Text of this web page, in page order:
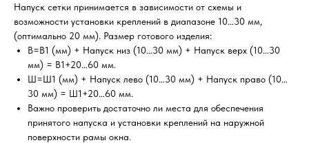
Напуск сетки принимается в зависимости от схемы и
возможности установки креплений в диапазоне 10…30 мм,
(оптимально 20 мм). Размер готового изделия:
В=В1 (мм) + Напуск низ (10…30 мм) + Напуск верх (10…30
мм) = В1+20…60 мм.
Ш=Ш1 (мм) + Напуск лево (10…30 мм) + Напуск право (10…
30 мм) = Ш1+20…60 мм.
Важно проверить достаточно ли места для обеспечения
принятого напуска и установки креплений на наружной
поверхности рамы окна.